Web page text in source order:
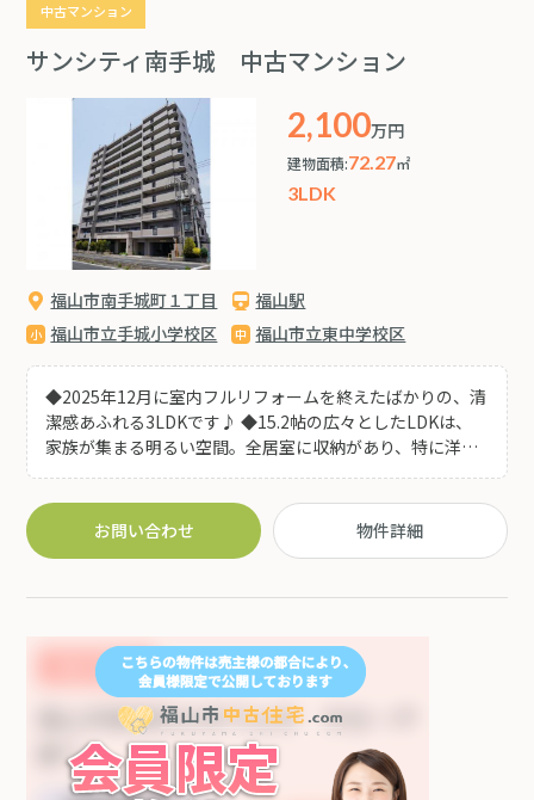
中古マンション
サンシティ南手城 中古マンション
2,100万円
建物面積:72.27㎡
3LDK
福山市南手城町１丁目
福山駅
福山市立手城小学校区
福山市立東中学校区
◆2025年12月に室内フルリフォームを終えたばかりの、清
潔感あふれる3LDKです♪ ◆15.2帖の広々としたLDKは、
家族が集まる明るい空間。全居室に収納があり、特に洋室
6.5帖にはウォークインクローゼットを完備しているため、
お部屋をスッキリ保てます。 ◆ゆめタウン福山まで徒歩約
13分、ファミリーマートまで徒歩約4分と買い物も便利な
お問い合わせ 物件詳細